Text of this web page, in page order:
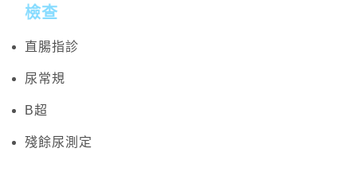
檢查
直腸指診
尿常規
B超
殘餘尿測定